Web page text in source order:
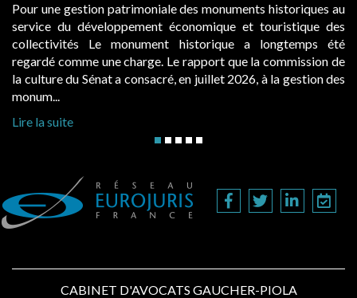
gestion patrimoniale des monuments historiques au
du développement économique et touristique des
Le monument historique a longtemps été
comme une charge. Le rapport que la commission de
du Sénat a consacré, en juillet 2026, à la gestion des
suite
public,
CABINET D'AVOCATS GAUCHER-PIOLA